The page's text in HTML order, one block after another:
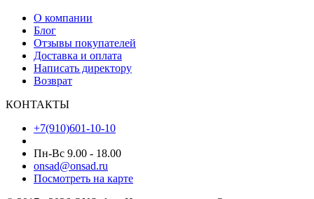
О компании
Блог
Отзывы покупателей
Доставка и оплата
Написать директору
Возврат
КОНТАКТЫ
+7(910)601-10-10
Пн-Вс 9.00 - 18.00
onsad@onsad.ru
Посмотреть на карте